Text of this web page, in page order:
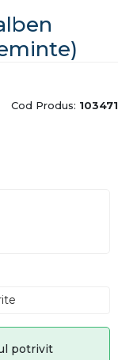
Cod Produs: 103471
potrivit